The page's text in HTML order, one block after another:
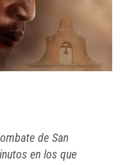
de San
en los que